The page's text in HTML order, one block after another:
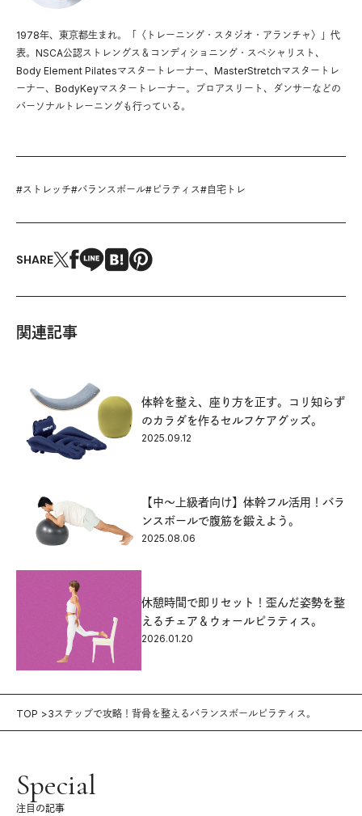
1978年、東京都生まれ。「〈トレーニング・スタジオ・アランチャ〉」代
表。NSCA公認ストレングス＆コンディショニング・スペシャリスト、
Body Element Pilatesマスタートレーナー、MasterStretchマスタートレ
ーナー、BodyKeyマスタートレーナー。プロアスリート、ダンサーなどの
パーソナルトレーニングも行っている。
#ストレッチ#バランスボール# ピラティス#自宅トレ
SHARE
関連記事
体幹を整え、座り方を正す。コリ知らず
のカラダを作るセルフケアグッズ。
2025.09.12
【中〜上級者向け】体幹フル活用！バラ
ンスボールで腹筋を鍛えよう。
2025.08.06
休憩時間で即リセット！歪んだ姿勢を整
えるチェア＆ウォールピラティス。
2026.01.20
TOP 3ステップで攻略！背骨を整えるバランスボールピラティス。
Special
注目の記事